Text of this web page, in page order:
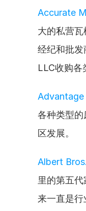
Accurate
大的私营瓦
经纪和批
LLC收购各
各种类型
区发展。
Albert
里的第五
来一直是行